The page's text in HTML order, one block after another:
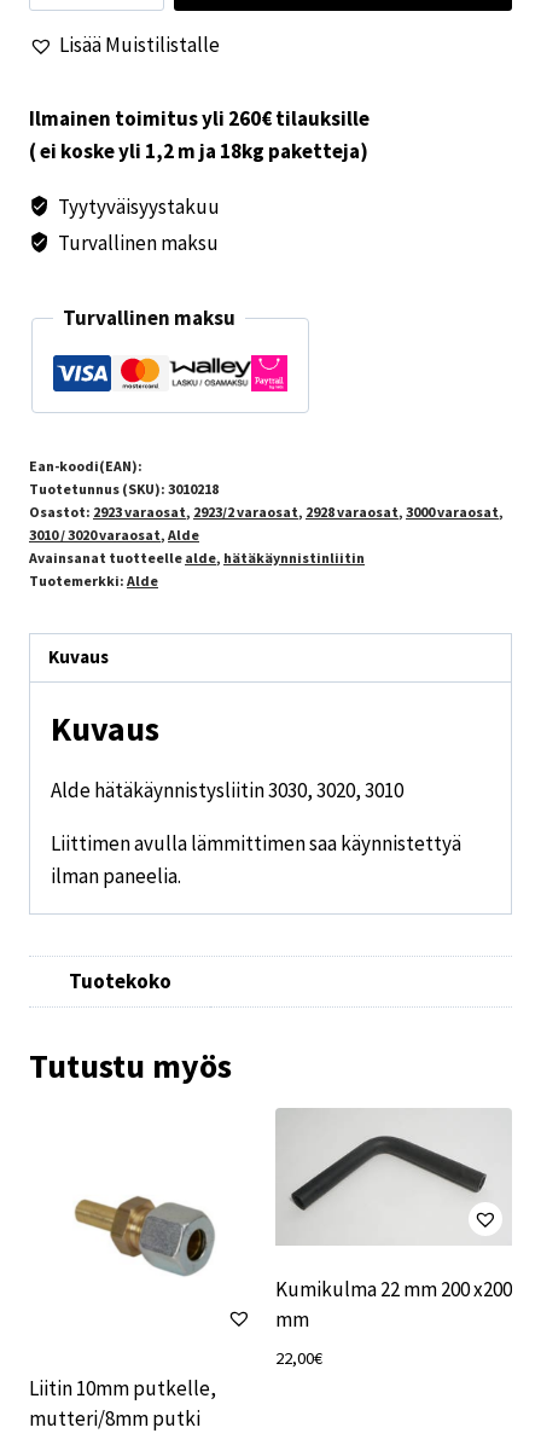
määrä
Lisää Muistilistalle
Ilmainen toimitus yli 260€ tilauksille
( ei koske yli 1,2 m ja 18kg paketteja)
Tyytyväisyystakuu
Turvallinen maksu
Turvallinen maksu
Ean-koodi(EAN):
Tuotetunnus (SKU): 3010218
Osastot: 2923 varaosat, 2923/2 varaosat, 2928 varaosat, 3000 varaosat,
3010 / 3020 varaosat, Alde
Avainsanat tuotteelle alde, hätäkäynnistinliitin
Tuotemerkki: Alde
Kuvaus
Kuvaus
Alde hätäkäynnistysliitin 3030, 3020, 3010
Liittimen avulla lämmittimen saa käynnistettyä
ilman paneelia.
Tuotekoko
Tutustu myös
Liitin 10mm putkelle,
mutteri/8mm putki
Kumikulma 22 mm 200 x200
mm
22,00€